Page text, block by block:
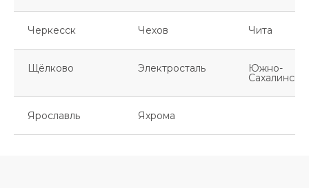
Черкесск Чехов Чита
Щёлково Электросталь Южно-
Сахалинск
Ярославль Яхрома